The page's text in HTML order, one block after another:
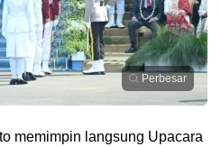
Perbesar
memimpin langsung Upacara